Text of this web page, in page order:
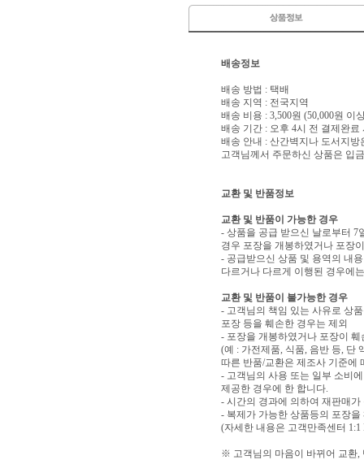
배송정보
배송 방법 : 택배
배송 지역 : 전국지역
배송 비용 : 3,500원 (50,000원 이
배송 기간 : 오후 4시 전 결제완료
배송 안내 : 산간벽지나 도서지
고객님께서 주문하신 상품은 입
교환 및 반품정보
교환 및 반품이 가능한 경우
- 상품을 공급 받으신 날로부터 7
경우 포장을 개봉하였거나 포장
- 공급받으신 상품 및 용역의 내
다르거나 다르게 이행된 경우에
교환 및 반품이 불가능한 경우
- 고객님의 책임 있는 사유로 상
포장 등을 훼손한 경우는 제외
- 포장을 개봉하였거나 포장이
(예 : 가전제품, 식품, 음반 등, 단
따른 반품/교환은 제조사 기준에
- 고객님의 사용 또는 일부 소비
제공한 경우에 한 합니다.
- 시간의 경과에 의하여 재판매
- 복제가 가능한 상품등의 포장을
(자세한 내용은 고객만족센터
※ 고객님의 마음이 바뀌어 교환,